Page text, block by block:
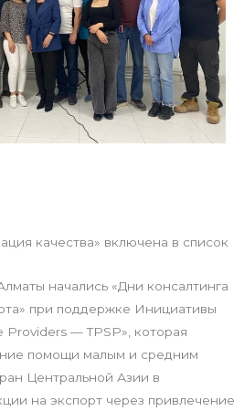
качества» включена в список
начались «Дни консалтинга
при поддержке Инициативы
Providers — TPSP», которая
помощи малым и средним
Центральной Азии в
на экспорт через привлечение